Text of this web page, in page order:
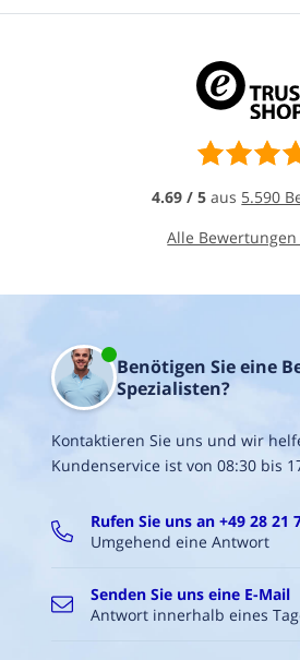
4.69 / 5 aus 5.590
Alle
Benötigen Sie eine
Spezialisten?
Kontaktieren Sie uns und wir
Kundenservice ist von 08:30 bis
Rufen Sie uns an +49 28 21
Umgehend eine Antwort
Senden Sie uns eine E-Mail
Antwort innerhalb eines